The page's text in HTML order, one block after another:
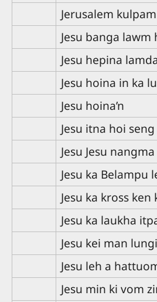
Jerusalem
Jesu banga
Jesu hepina
Jesu hoina in ka
Jesu hoina’n
Jesu itna hoi
Jesu Jesu
Jesu ka Belampu
Jesu ka kross
Jesu ka laukha
Jesu kei man
Jesu leh a
Jesu min ki vom